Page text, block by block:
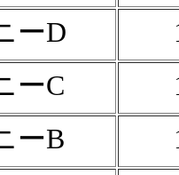
ーD
ーC
ーB